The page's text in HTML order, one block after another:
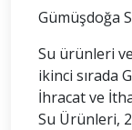
Gümüşdoğa
Su ürünleri
ikinci sırada
İhracat ve
Su Ürünleri,